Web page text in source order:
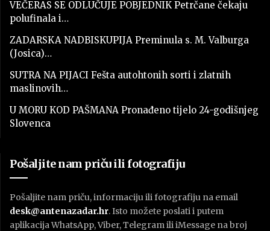
VEČERAS SE ODLUČUJE POBJEDNIK Petrčane čekaju
polufinala i…
ZADARSKA NADBISKUPIJA Preminula s. M. Valburga
(Josica)…
SUTRA NA PIJACI Fešta autohtonih sorti i zlatnih
maslinovih…
U MORU KOD PAŠMANA Pronađeno tijelo 24-godišnjeg
Slovenca
Pošaljite nam priču ili fotografiju
Pošaljite nam priču, informaciju ili fotografiju na email
desk@antenazadar.hr. Isto možete poslati i putem
aplikacija WhatsApp, Viber, Telegram ili iMessage na broj